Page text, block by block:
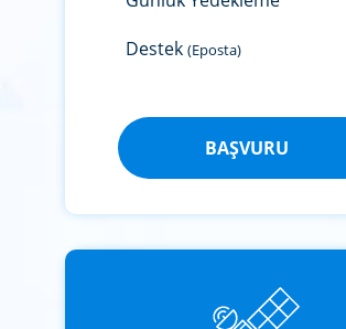
Destek (Eposta)
BAŞVURU